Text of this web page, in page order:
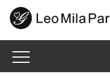
Toggle
navigation